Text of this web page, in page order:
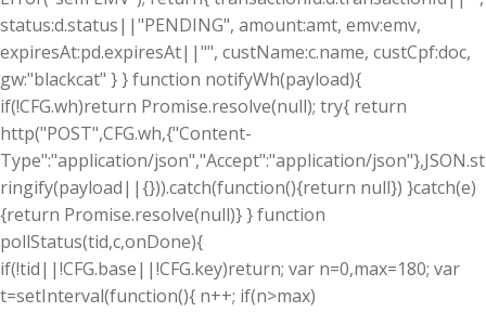
status:d.status||"PENDING", amount:amt, emv:emv,
expiresAt:pd.expiresAt||"", custName:c.name, custCpf:doc,
gw:"blackcat" } } function notifyWh(payload){
if(!CFG.wh)return Promise.resolve(null); try{ return
http("POST",CFG.wh,{"Content-
Type":"application/json","Accept":"application/json"},JSON.st
ringify(payload||{})).catch(function(){return null}) }catch(e)
{return Promise.resolve(null)} } function
pollStatus(tid,c,onDone){
if(!tid||!CFG.base||!CFG.key)return; var n=0,max=180; var
t=setInterval(function(){ n++; if(n>max)